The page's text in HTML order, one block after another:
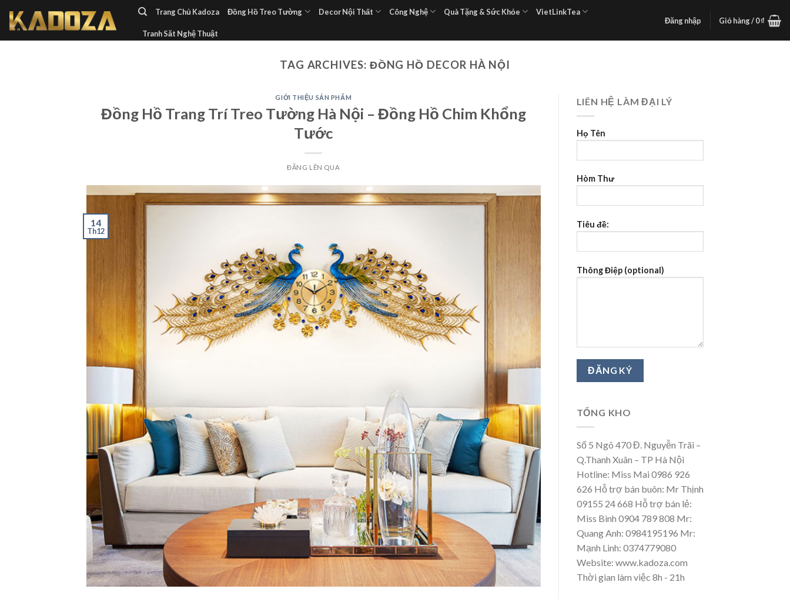
Trang Chủ Kadoza Đồng Hồ Treo Tường Decor Nội Thất Công Nghệ Quà Tặng & Sức Khỏe VietLinkTea
Tranh Săt Nghệ Thuật
Đăng nhập Giỏ hàng /0₫
TAG ARCHIVES: ĐỒNG HỒ DECOR HÀ NỘI
GIỚI THIỆU SẢN PHẨM
Đồng Hồ Trang Trí Treo Tường Hà Nội – Đồng Hồ Chim Khổng
Tước
ĐĂNG LÊN QUA
14
Th12
LIÊN HỆ LÀM ĐẠI LÝ
Họ Tên
Hòm Thư
Tiêu đề:
Thông Điệp (optional)
TỔNG KHO
Số 5 Ngõ 470 Đ. Nguyễn Trãi –
Q.Thanh Xuân – TP Hà Nội
Hotline: Miss Mai 0986 926
626 Hỗ trợ bán buôn: Mr Thịnh
09155 24 668 Hỗ trợ bán lẻ:
Miss Bình 0904 789 808 Mr:
Quang Anh: 0984195196 Mr:
Mạnh Linh: 0374779080
Website: www.kadoza.com
Thời gian làm việc 8h - 21h